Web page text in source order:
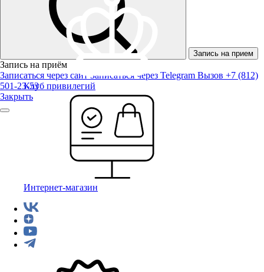
Запись на прием
Запись на приём
Записаться через сайт Записаться через Telegram Вызов +7 (812)
501-23-53
Закрыть
Клуб привилегий
Интернет-магазин